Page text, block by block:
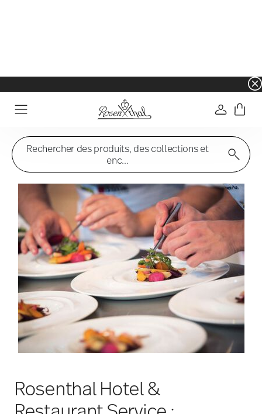
Rosenthal Hotel &
Restaurant Service :
Porcelaine de qualité
supérieure pour l'industrie
hôtelière